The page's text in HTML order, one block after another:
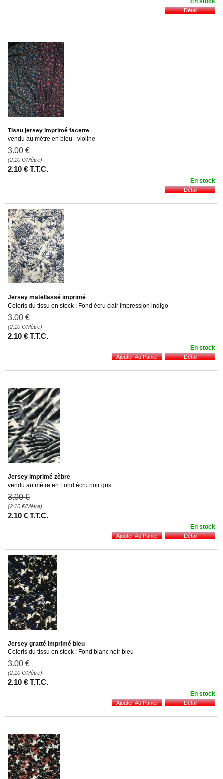
Tissu jersey imprimé facette
vendu au mètre en bleu - violine
3.00 €
(2.10 €/Mètre)
2.10 € T.T.C.
En stock
Jersey matellassé imprimé
Coloris du tissu en stock : Fond écru clair impression indigo
3.00 €
(2.10 €/Mètre)
2.10 € T.T.C.
En stock
Jersey imprimé zèbre
vendu au mètre en Fond écru noir gris
3.00 €
(2.10 €/Mètre)
2.10 € T.T.C.
En stock
Jersey gratté imprimé bleu
Coloris du tissu en stock : Fond blanc noir bleu
3.00 €
(2.10 €/Mètre)
2.10 € T.T.C.
En stock